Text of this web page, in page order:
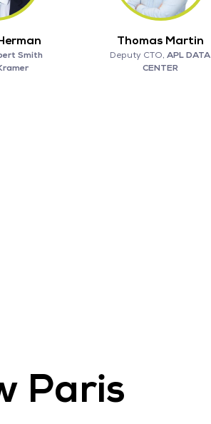
Smith
Thomas Martin
Deputy CTO,APL DATA
CENTER
Paris